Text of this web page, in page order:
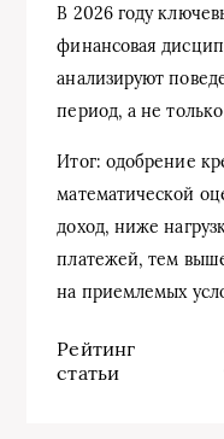
В 2026 году
финансовая
анализируют
период, а не
Итог: одобрение
математической
доход, ниже
платежей, тем
на приемлемых
Рейтинг
статьи